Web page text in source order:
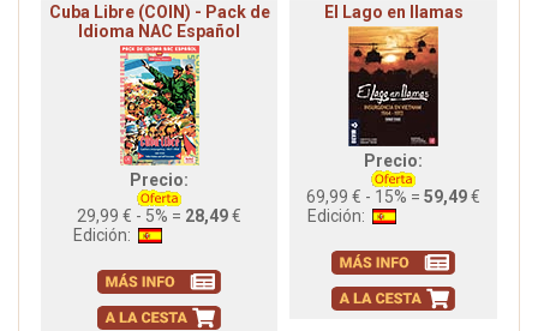
Cuba Libre (COIN) - Pack de
Idioma NAC Español
Precio:
29,99 € - 5% = 28,49€
Edición:
El Lago en llamas
Precio:
69,99 € - 15% = 59,49€
Edición: